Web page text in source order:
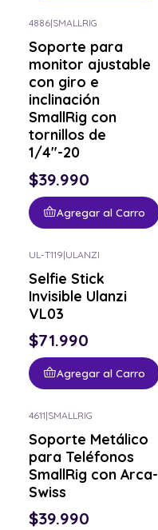
4886|SMALLRIG
Soporte para
monitor ajustable
con giro e
inclinación
SmallRig con
tornillos de
1/4"-20
$39.990
Agregar al Carro
UL-T119|ULANZI
Selfie Stick
Invisible Ulanzi
VL03
$71.990
Agregar al Carro
4611|SMALLRIG
Soporte Metálico
para Teléfonos
SmallRig con Arca-
Swiss
$39.990